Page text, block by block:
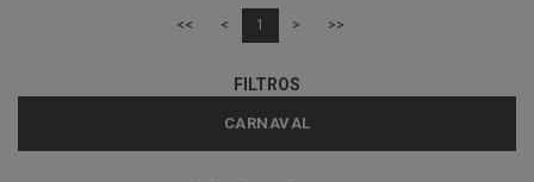
<< < 1 > >>
FILTROS
CARNAVAL